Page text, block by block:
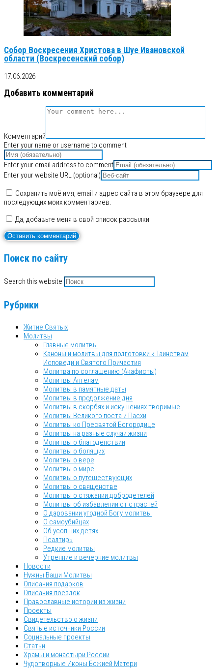
Собор Воскресения Христова в Шуе Ивановской
области (Воскресенский собор)
17.06.2026
Добавить комментарий
Комментарий
Enter your name or username to comment
Enter your email address to comment
Enter your website URL (optional)
Сохранить моё имя, email и адрес сайта в этом браузере для
последующих моих комментариев.
Да, добавьте меня в свой список рассылки
Поиск по сайту
Search this website
Рубрики
Житие Святых
Молитвы
Главные молитвы
Каноны и молитвы для подготовки к Таинствам
Исповеди и Святого Причастия
Молитва по соглашению (Акафисты)
Молитвы Ангелам
Молитвы в памятные даты
Молитвы в продолжение дня
Молитвы в скорбях и искушениях творимые
Молитвы Великого поста и Пасхи
Молитвы ко Пресвятой Богородице
Молитвы на разные случаи жизни
Молитвы о благоденствии
Молитвы о болящих
Молитвы о вере
Молитвы о мире
Молитвы о путешествующих
Молитвы о священстве
Молитвы о стяжании добродетелей
Молитвы об избавлении от страстей
О даровании угодной Богу молитвы
О самоубийцах
Об усопших детях
Псалтирь
Редкие молитвы
Утренние и вечерние молитвы
Новости
Нужны Ваши Молитвы
Описания подарков
Описания поездок
Православные истории из жизни
Проекты
Свидетельство о жизни
Святые источники России
Социальные проекты
Статьи
Храмы и монастыри России
Чудотворные Иконы Божией Матери